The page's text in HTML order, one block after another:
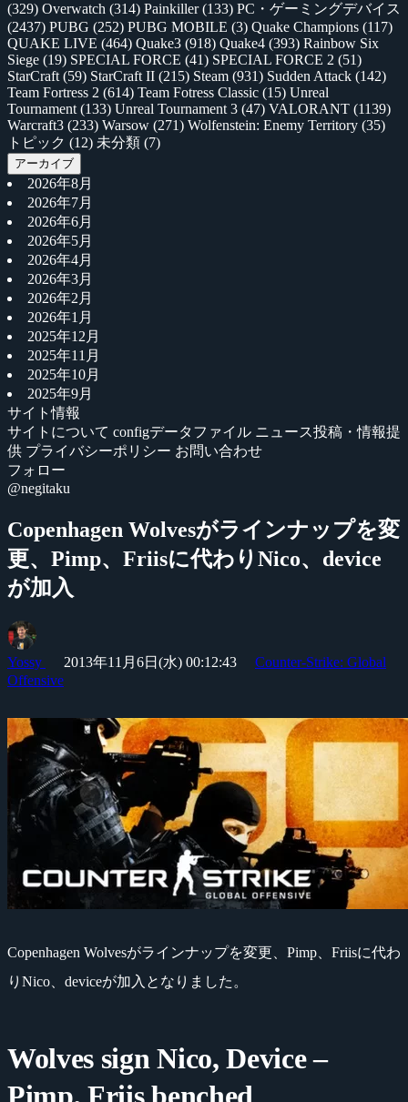
(329) Overwatch (314) Painkiller(133) PC・ゲーミングデバイス
(2437) PUBG (252) PUBG MOBILE (3) Quake Champions (117)
QUAKE LIVE (464) Quake3 (918) Quake4 (393) Rainbow Six
Siege (19) SPECIAL FORCE (41) SPECIAL FORCE 2 (51)
StarCraft (59) StarCraft II (215) Steam (931) Sudden Attack (142)
Team Fortress 2 (614) Team Fotress Classic (15) Unreal
Tournament (133) Unreal Tournament 3 (47) VALORANT (1139)
Warcraft3 (233) Warsow (271) Wolfenstein: Enemy Territory (35)
トピック (12) 未分類 (7)
アーカイブ
2026年8月
2026年7月
2026年6月
2026年5月
2026年4月
2026年3月
2026年2月
2026年1月
2025年12月
2025年11月
2025年10月
2025年9月
サイト情報
サイトについて configデータファイル ニュース投稿・情報提
供 プライバシーポリシー お問い合わせ
フォロー
@negitaku
Copenhagen Wolvesがラインナップを変
更、Pimp、Friisに代わりNico、device
が加入
Yossy 2013年11月6日(水) 00:12:43
Counter-Strike: Global
Offensive
Copenhagen Wolvesがラインナップを変更、Pimp、Friisに代わ
りNico、deviceが加入となりました。
Wolves sign Nico, Device –